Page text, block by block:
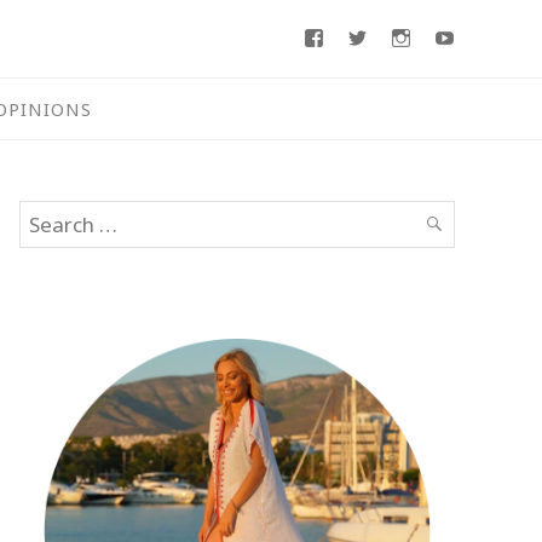
FacebookTwitterInstagram
Search
for:
SEARCH